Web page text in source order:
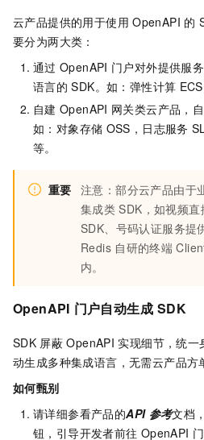
云产品提供的用于使用 OpenAPI 的
要分为两大类：
通过 OpenAPI 门户对外提供服
语言的 SDK。如：弹性计算
自建 OpenAPI 网关类云产品，
如：对象存储 OSS，日志服务
等。
重要 注意：部分云产品由于
集成类 SDK，如视频
SDK、号码认证服务提
Redis 自研的终端
内。
OpenAPI 门户自动生成 SDK
SDK 屏蔽 OpenAPI 实现细节，统一
动生成多种集成语言，无需云产品方
如何甄别
请详细参看产品的API 参考文档
钮，引导开发者前往 OpenAPI